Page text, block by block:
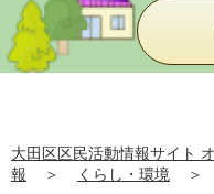
大田区区民活動情報サイト
報
＞ くらし・環境 ＞